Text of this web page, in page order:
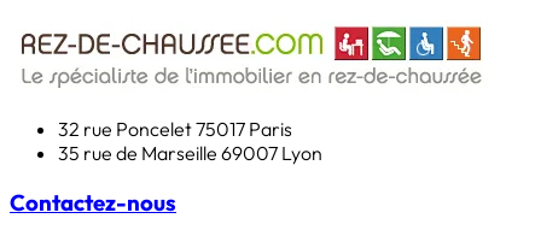
32 rue Poncelet75017 Paris
35 rue de Marseille 69007 Lyon
Contactez-nous